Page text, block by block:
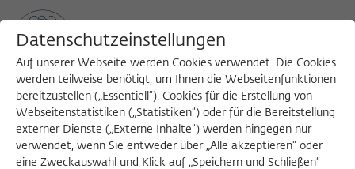
MENU
Search
Datenschutzeinstellungen
Auf unserer Webseite werden Cookies verwendet. Die Cookies
werden teilweise benötigt, um Ihnen die Webseitenfunktionen
bereitzustellen („Essentiell“). Cookies für die Erstellung von
Webseitenstatistiken („Statistiken“) oder für die Bereitstellung
externer Dienste („Externe Inhalte“) werden hingegen nur
verwendet, wenn Sie entweder über „Alle akzeptieren“ oder
eine Zweckauswahl und Klick auf „Speichern und Schließen“